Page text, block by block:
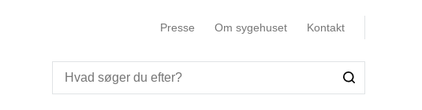
Presse Om sygehuset Kontakt